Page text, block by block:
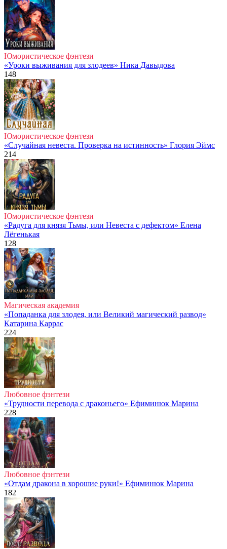
Юмористическое фэнтези
«Уроки выживания для злодеев» Ника Давыдова
148
Юмористическое фэнтези
«Случайная невеста. Проверка на истинность» Глория Эймс
214
Юмористическое фэнтези
«Радуга для князя Тьмы, или Невеста с дефектом» Елена
Лёгенькая
128
Магическая академия
«Попаданка для злодея, или Великий магический развод»
Катарина Каррас
224
Любовное фэнтези
«Трудности перевода с драконьего» Ефиминюк Марина
228
Любовное фэнтези
«Отдам дракона в хорошие руки!» Ефиминюк Марина
182